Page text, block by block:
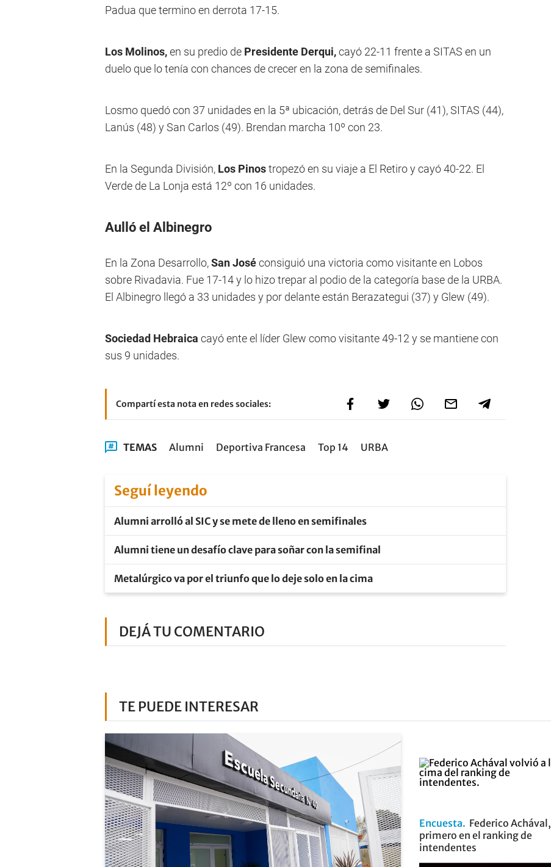
Padua que termino en derrota 17-15.
Los Molinos,en su predio de Presidente Derqui,cayó 22-11 frente a SITAS en un
duelo que lo tenía con chances de crecer en la zona de semifinales.
Losmo quedó con 37 unidades en la 5ª ubicación, detrás de Del Sur (41), SITAS (44),
Lanús (48) y San Carlos (49). Brendan marcha 10º con 23.
En la Segunda División, Los Pinostropezó en su viaje a El Retiro y cayó 40-22. El
Verde de La Lonja está 12º con 16 unidades.
Aulló el Albinegro
En la Zona Desarrollo,San Joséconsiguió una victoria como visitante en Lobos
sobre Rivadavia. Fue 17-14 y lo hizo trepar al podio de la categoría base de la URBA.
El Albinegro llegó a 33 unidades y por delante están Berazategui (37) y Glew (49).
Sociedad Hebraica cayó ente el líder Glew como visitante 49-12 y se mantiene con
sus 9 unidades.
Compartí esta nota en redes sociales:
TEMAS Alumni Deportiva Francesa Top 14 URBA
Seguí leyendo
Alumni arrolló al SIC y se mete de lleno en semifinales
Alumni tiene un desafío clave para soñar con la semifinal
Metalúrgico va por el triunfo que lo deje solo en la cima
DEJÁ TU COMENTARIO
TE PUEDE INTERESAR
Encuesta
Federico Achával,
primero en el ranking de
intendentes